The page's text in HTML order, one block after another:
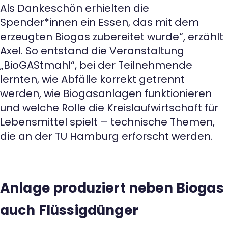
Als Dankeschön erhielten die
Spender*innen ein Essen, das mit dem
erzeugten Biogas zubereitet wurde“, erzählt
Axel. So entstand die Veranstaltung
„BioGAStmahl“, bei der Teilnehmende
lernten, wie Abfälle korrekt getrennt
werden, wie Biogasanlagen funktionieren
und welche Rolle die Kreislaufwirtschaft für
Lebensmittel spielt – technische Themen,
die an der TU Hamburg erforscht werden.
Anlage produziert neben Biogas
auch Flüssigdünger